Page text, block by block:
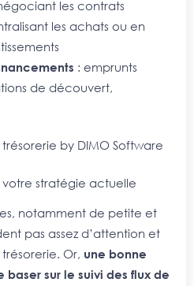
les contrats
les achats ou en
: emprunts
de découvert,
by DIMO Software
votre stratégie actuelle
notamment de petite et
pas assez d’attention et
Or, une bonne
sur le suivi des flux de